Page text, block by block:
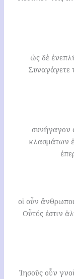
ὡς δὲ
Συναγάγετε
συνήγαγον
κλασμάτων
οἱ οὖν
Οὗτός ἐστιν
Ἰησοῦς οὖν